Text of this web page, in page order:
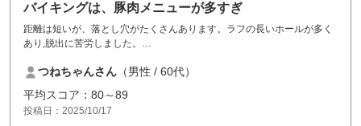
バイキングは、豚肉メニューが多すぎ
距離は短いが、落とし穴がたくさんあります。ラフの長いホールが多く
あり,脱出に苦労しました。
つねちゃんさん （男性 / 60代）
平均スコア：80～89
投稿日：2025/10/17